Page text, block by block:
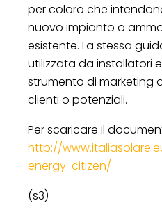
per coloro che
nuovo impianto o
esistente. La stessa
utilizzata da installatori
strumento di marketing
clienti o potenziali.
Per scaricare il
http://
energy-citizen/
(s3)